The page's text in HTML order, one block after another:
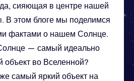
сияющая в центре нашей
В этом блоге мы поделимся
фактами о нашем Солнце.
— самый идеально
объект во Вселенной?
самый яркий объект на